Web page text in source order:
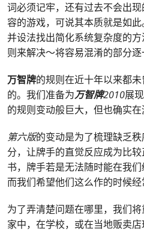
词必须记牢，还有过去不会出
容的游戏，可说其本质就是如
并设法找出简化系统复杂度的
则来解决～将容易混淆的部分逐
万智牌的规则在近十年以来都
的。我们准备为万智牌2010展
的规则变动般巨大，但也确实在
第六版的变动是为了梳理缺乏
分，让牌手的直觉反应成为比
书，牌手若是无法随时能在我
而我们希望他们这么作的时候经
为了弄清楚问题在哪里，我们
家中，在学校，或在当地贩卖